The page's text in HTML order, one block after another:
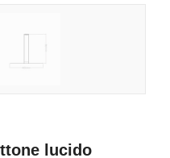
lucido